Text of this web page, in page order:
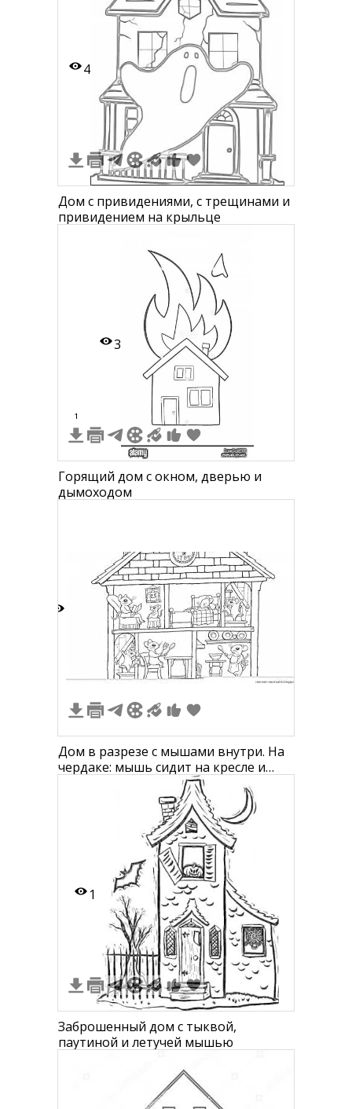
4
Дом с привидениями, с трещинами и
привидением на крыльце
3
1
Горящий дом с окном, дверью и
дымоходом
Дом в разрезе с мышами внутри. На
чердаке: мышь сидит на кресле и
читает книгу, рядом мышонок
смотрит вверх. На втором этаже:
спальня с мышью на кровати,
мышонок с игрушкой медведем. На
первом этаже: кухня, мышь готовит
на плите, мышь сидит за столом. В п
1
Заброшенный дом с тыквой,
паутиной и летучей мышью